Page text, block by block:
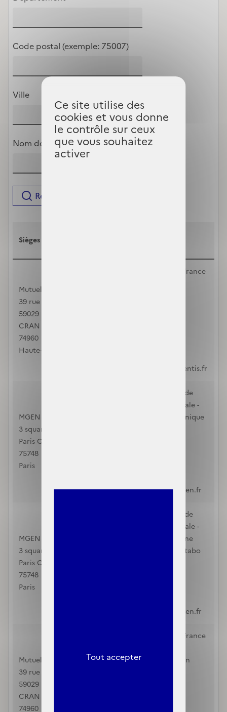
Ce site utilise des
cookies et vous donne
le contrôle sur ceux
que vous souhaitez
activer
Tout accepter
Code postal (exemple: 75007)
Ville
Nom de l'organisme
Rechercher
Sièges sociaux
Mutuelle de France Unie
39 rue du Jourdil - CS
59029
CRAN GEVRIER
74960
Haute-Savoie
MFU - Mutuelle de France
france@mutuelles-entis.fr
MGEN
3 square Max-Hymans
Paris Cedex 15
75748
Paris
Mutuelle Générale de
l'Education Nationale -
Section de la Martinique
monconseiller@mgen.fr
MGEN
3 square Max-Hymans
Paris Cedex 15
75748
Paris
Mutuelle Générale de
l'Education Nationale -
Section de la Guyane
2844 route de Montabo
monconseiller@mgen.fr
Mutuelle de France Unie
39 rue du Jourdil - CS
59029
CRAN GEVRIER
74960
MFU - Mutuelle de France
23 Boulevard Nelson